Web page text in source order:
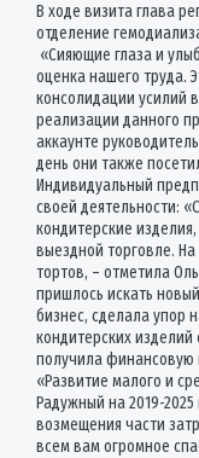
В ходе визита глава
отделение
«Сияющие глаза и
оценка нашего труда.
консолидации усилий
реализации данного
аккаунте
день они также
Индивидуальный
своей деятельности:
кондитерские
выездной торговле.
тортов, – отметила
пришлось искать
бизнес, сделала упор
кондитерских
получила финансовую
«Развитие малого и
Радужный на 2019-
возмещения части
всем вам огромное